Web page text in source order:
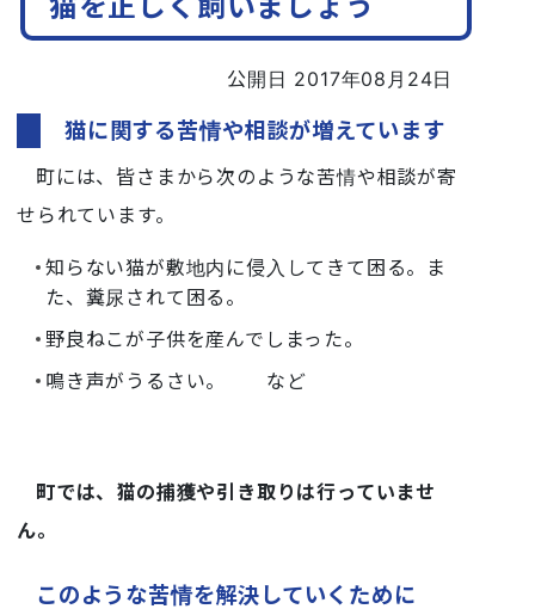
行政 まちづくり 防災
公開日 2017年08月24日
猫に関する苦情や相談が増えています
町には、皆さまから次のような苦情や相談が寄
せられています。
知らない猫が敷地内に侵入してきて困る。ま
た、糞尿されて困る。
野良ねこが子供を産んでしまった。
鳴き声がうるさい。 など
町では、猫の捕獲や引き取りは行っていませ
ん。
このような苦情を解決していくために